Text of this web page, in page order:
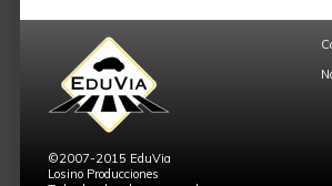
©2007-2015 EduVia
Losino Producciones